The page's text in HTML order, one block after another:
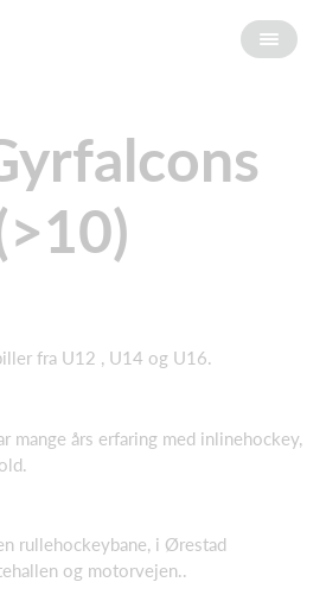
fra U12 , U14 og U16.
mange års erfaring med inlinehockey,
rullehockeybane, i Ørestad
og motorvejen..